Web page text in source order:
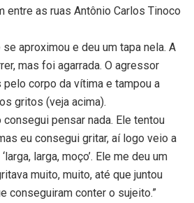
entre as ruas Antônio Carlos Tinoco
aproximou e deu um tapa nela. A
mas foi agarrada. O agressor
corpo da vítima e tampou a
gritos (veja acima).
consegui pensar nada. Ele tentou
eu consegui gritar, aí logo veio a
larga, moço’. Ele me deu um
muito, muito, até que juntou
conseguiram conter o sujeito.”